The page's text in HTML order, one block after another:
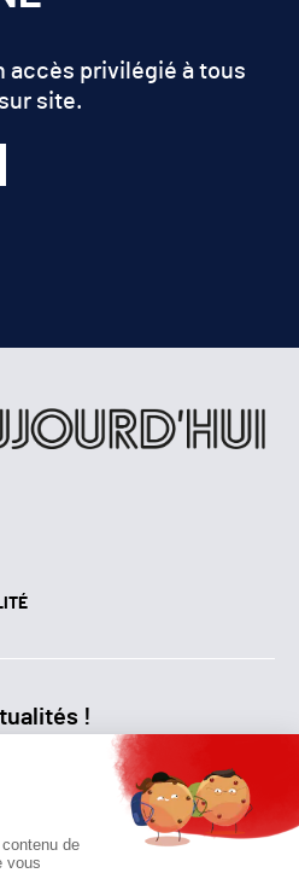
!
accès privilégié à tous
site.